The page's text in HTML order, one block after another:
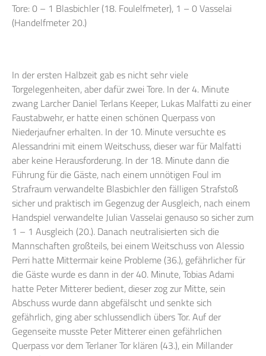
Tore: 0 – 1 Blasbichler (18. Foulelfmeter), 1 – 0 Vasselai
(Handelfmeter 20.)
In der ersten Halbzeit gab es nicht sehr viele
Torgelegenheiten, aber dafür zwei Tore. In der 4. Minute
zwang Larcher Daniel Terlans Keeper, Lukas Malfatti zu einer
Faustabwehr, er hatte einen schönen Querpass von
Niederjaufner erhalten. In der 10. Minute versuchte es
Alessandrini mit einem Weitschuss, dieser war für Malfatti
aber keine Herausforderung. In der 18. Minute dann die
Führung für die Gäste, nach einem unnötigen Foul im
Strafraum verwandelte Blasbichler den fälligen Strafstoß
sicher und praktisch im Gegenzug der Ausgleich, nach einem
Handspiel verwandelte Julian Vasselai genauso so sicher zum
1 – 1 Ausgleich (20.). Danach neutralisierten sich die
Mannschaften großteils, bei einem Weitschuss von Alessio
Perri hatte Mittermair keine Probleme (36.), gefährlicher für
die Gäste wurde es dann in der 40. Minute, Tobias Adami
hatte Peter Mitterer bedient, dieser zog zur Mitte, sein
Abschuss wurde dann abgefälscht und senkte sich
gefährlich, ging aber schlussendlich übers Tor. Auf der
Gegenseite musste Peter Mitterer einen gefährlichen
Querpass vor dem Terlaner Tor klären (43.), ein Millander